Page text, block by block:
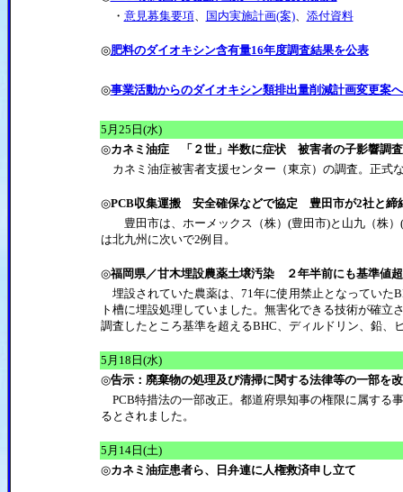
・ 意見募集要項、 国内実施計画(案)、 添付資料
◎肥料のダイオキシン含有量16年度調査結果を公表
◎事業活動からのダイオキシン類排出量削減計画変更案
5月25日(水)
◎カネミ油症 「２世」半数に症状 被害者の子影響調査
カネミ油症被害者支援センター（東京）の調査。正式
◎PCB収集運搬 安全確保などで協定 豊田市が2社と締
豊田市は、ホーメックス（株）(豊田市)と山九（株）
は北九州に次いで2例目。
◎福岡県／甘木埋設農薬土壌汚染 ２年半前にも基準値
埋設されていた農薬は、71年に使用禁止となっていた
ト槽に埋設処理していました。無害化できる技術が確
調査したところ基準を超えるBHC、ディルドリン、鉛、
5月18日(水)
◎告示：廃棄物の処理及び清掃に関する法律等の一部を
PCB特措法の一部改正。都道府県知事の権限に属する
るとされました。
5月14日(土)
◎カネミ油症患者ら、日弁連に人権救済申し立て